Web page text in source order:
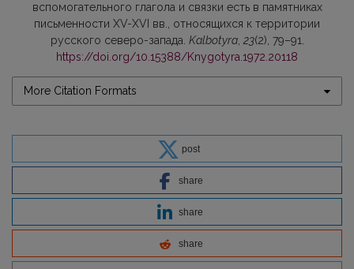
вспомогательного глагола и связки есть в памятниках
письменности XV-XVI вв., относящихся к территории
русского северо-запада. Kalbotyra, 23(2), 79–91.
https://doi.org/10.15388/Knygotyra.1972.20118
More Citation Formats
post
share
share
share